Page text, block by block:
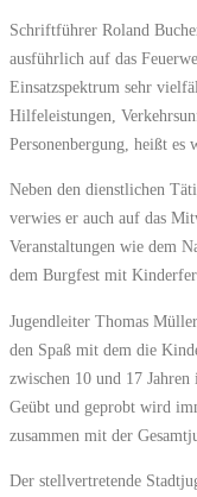
Schriftführer Roland
ausführlich auf das
Einsatzspektrum sehr
Hilfeleistungen,
Personenbergung, heißt es
Neben den dienstlichen
verwies er auch auf das
Veranstaltungen wie dem
dem Burgfest mit
Jugendleiter Thomas
den Spaß mit dem die
zwischen 10 und 17 Jahren
Geübt und geprobt wird
zusammen mit der
Der stellvertretende